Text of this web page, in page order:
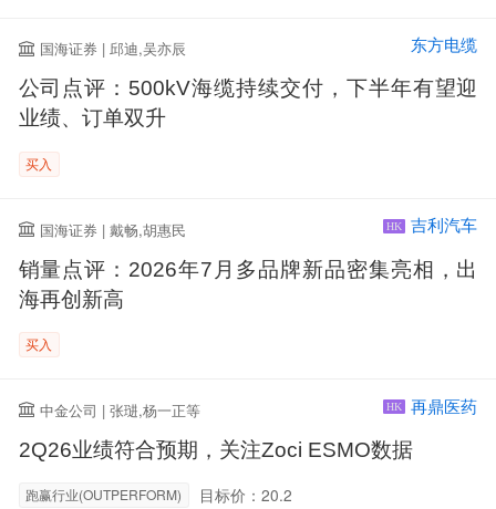
国海证券 | 邱迪,吴亦辰 东方电缆
公司点评：500kV海缆持续交付，下半年有望迎
业绩、订单双升
买入
国海证券 | 戴畅,胡惠民 HK 吉利汽车
销量点评：2026年7月多品牌新品密集亮相，出
海再创新高
买入
中金公司 | 张琎,杨一正等 HK 再鼎医药
2Q26业绩符合预期，关注Zoci ESMO数据
跑赢行业(OUTPERFORM) 目标价：20.2